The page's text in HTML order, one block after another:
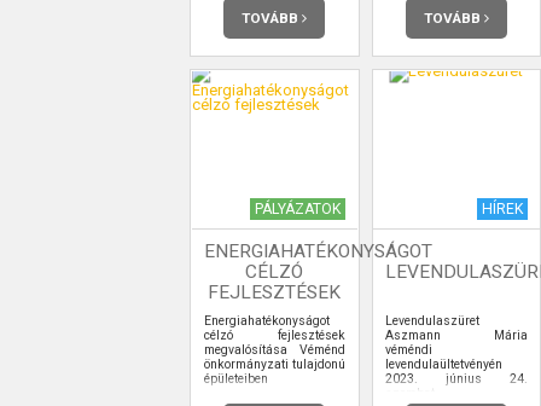
szeretjük, s így annál
TOVÁBB TOVÁBB
PÁLYÁZATOK
ENERGIAHATÉKONYSÁGOT
CÉLZÓ
FEJLESZTÉSEK
Energiahatékonyságot
célzó fejlesztések
megvalósítása Véménd
önkormányzati tulajdonú
épületeiben
HÍREK
Levendulaszüret
Aszmann Mária
véméndi
levendulaültetvényén
2023. június 24.
szombat